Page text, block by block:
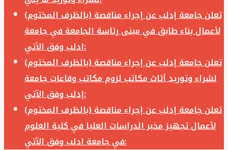
تعلن جامعة إدلب عن إجراء مناقصة (بالظرف المختوم)
لأعمال بناء طابق في مبنى رئاسة الجامعة في جامعة
ادلب وفق الآتي:
تعلن جامعة إدلب عن إجراء مناقصة (بالظرف المختوم)
لشراء وتوريد أثاث مكاتب لزوم مكاتب وقاعات جامعة
إدلب وفق الآتي:
تعلن جامعة إدلب عن إجراء مناقصة (بالظرف المختوم)
لأعمال تجهيز مخبر الدراسات العليا في كلية العلوم
في جامعة ادلب وفق الآتي: